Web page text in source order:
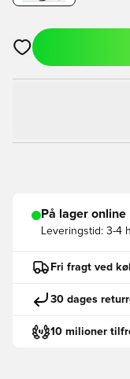
Åbner en Modal til
På lager online
Leveringstid: 3-4
Fri fragt ved
30 dages
10 milioner